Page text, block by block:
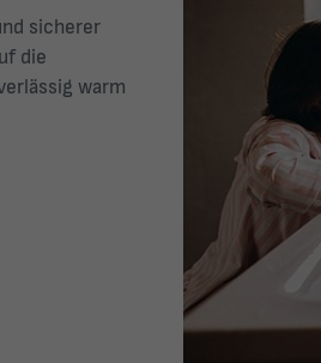
sicherer
die
warm